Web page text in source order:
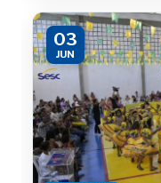
03
JUN